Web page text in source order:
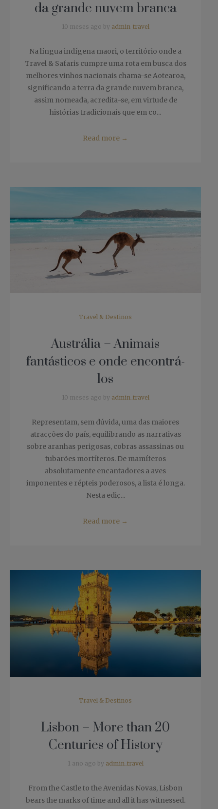
da grande nuvem branca
10 meses ago by admin_travel
Na língua indígena maori, o território onde a
Travel & Safaris cumpre uma rota em busca dos
melhores vinhos nacionais chama-se Aotearoa,
significando a terra da grande nuvem branca,
assim nomeada, acredita-se, em virtude de
histórias tradicionais que em co...
Read more →
Travel & Destinos
Austrália – Animais
fantásticos e onde encontrá-
los
10 meses ago by admin_travel
Representam, sem dúvida, uma das maiores
atracções do país, equilibrando as narrativas
sobre aranhas perigosas, cobras assassinas ou
tubarões mortíferos. De mamíferos
absolutamente encantadores a aves
imponentes e répteis poderosos, a lista é longa.
Nesta ediç...
Read more →
Travel & Destinos
Lisbon – More than 20
Centuries of History
1 ano ago by admin_travel
From the Castle to the Avenidas Novas, Lisbon
bears the marks of time and all it has witnessed.